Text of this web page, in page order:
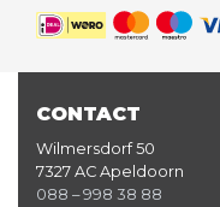
CONTACT
Wilmersdorf 50
7327 AC Apeldoorn
088 – 998 38 88